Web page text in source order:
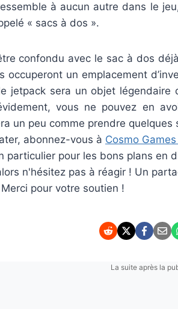
à aucun autre dans le
« sacs à dos ».
confondu avec le sac à dos
occuperont un emplacement
jetpack sera un objet
vous ne pouvez en
un peu comme prendre
abonnez-vous à Cosmo
particulier pour les bons plans en
n'hésitez pas à réagir ! Un
pour votre soutien !
La suite après la